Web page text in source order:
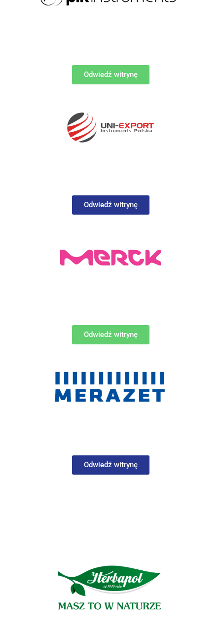
Odwiedź witrynę
Odwiedź witrynę
Odwiedź witrynę
Odwiedź witrynę